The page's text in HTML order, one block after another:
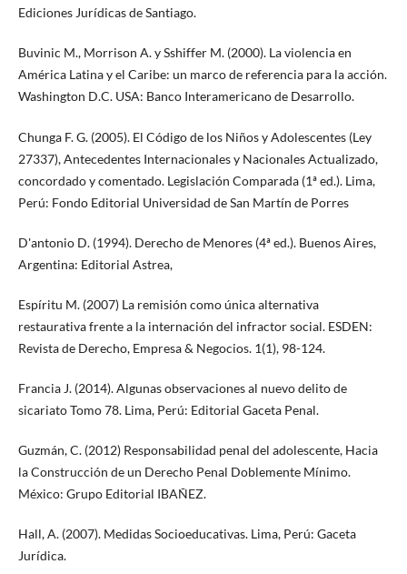
Ediciones Jurídicas de Santiago.
Buvinic M., Morrison A. y Sshiffer M. (2000). La violencia en
América Latina y el Caribe: un marco de referencia para la acción.
Washington D.C. USA: Banco Interamericano de Desarrollo.
Chunga F. G. (2005). El Código de los Niños y Adolescentes (Ley
27337), Antecedentes Internacionales y Nacionales Actualizado,
concordado y comentado. Legislación Comparada (1ª ed.). Lima,
Perú: Fondo Editorial Universidad de San Martín de Porres
D'antonio D. (1994). Derecho de Menores (4ª ed.). Buenos Aires,
Argentina: Editorial Astrea,
Espíritu M. (2007) La remisión como única alternativa
restaurativa frente a la internación del infractor social. ESDEN:
Revista de Derecho, Empresa & Negocios. 1(1), 98-124.
Francia J. (2014). Algunas observaciones al nuevo delito de
sicariato Tomo 78. Lima, Perú: Editorial Gaceta Penal.
Guzmán, C. (2012) Responsabilidad penal del adolescente, Hacia
la Construcción de un Derecho Penal Doblemente Mínimo.
México: Grupo Editorial IBAÑEZ.
Hall, A. (2007). Medidas Socioeducativas. Lima, Perú: Gaceta
Jurídica.